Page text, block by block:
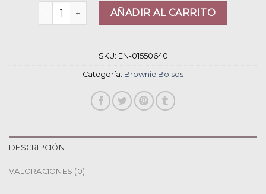
brownie bolsos cantidadAÑADIR AL CARRITO
SKU: EN-01550640
Categoría: Brownie Bolsos
DESCRIPCIÓN
VALORACIONES (0)